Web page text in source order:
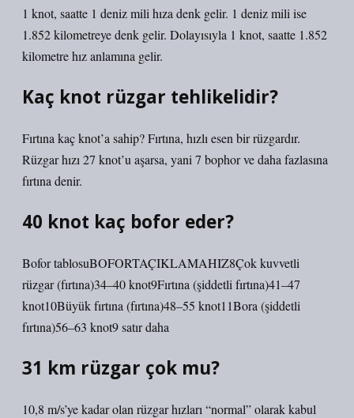
1 knot, saatte 1 deniz mili hıza denk gelir. 1 deniz mili ise
1.852 kilometreye denk gelir. Dolayısıyla 1 knot, saatte 1.852
kilometre hız anlamına gelir.
Kaç knot rüzgar tehlikelidir?
Fırtına kaç knot’a sahip? Fırtına, hızlı esen bir rüzgardır.
Rüzgar hızı 27 knot’u aşarsa, yani 7 bophor ve daha fazlasına
fırtına denir.
40 knot kaç bofor eder?
Bofor tablosuBOFORTAÇIKLAMAHIZ8Çok kuvvetli
rüzgar (fırtına)34–40 knot9Fırtına (şiddetli fırtına)41–47
knot10Büyük fırtına (fırtına)48–55 knot11Bora (şiddetli
fırtına)56–63 knot9 satır daha
31 km rüzgar çok mu?
10,8 m/s’ye kadar olan rüzgar hızları “normal” olarak kabul